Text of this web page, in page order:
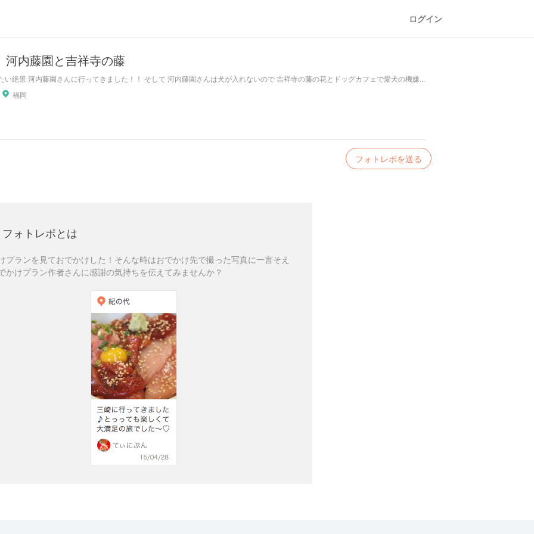
ログイン
河内藤園と吉祥寺の藤
い絶景 河内藤園さんに行ってきました！！ そして 河内藤園さんは犬が入れないので 吉祥寺の藤の花とドッグカフェで愛犬の機嫌...
福岡
フォトレポを送る
フォトレポとは
プランを見ておでかけした！そんな時はおでかけ先で撮った写真に一言そえ
かけプラン作者さんに感謝の気持ちを伝えてみませんか？